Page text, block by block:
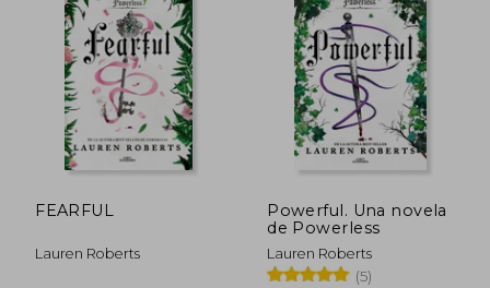
50%
dcto.
$ 101.713
$ 50.856
50%
dcto.
FEARFUL
Lauren Roberts
Powerful. Una novela
de Powerless
Lauren Roberts
(5)